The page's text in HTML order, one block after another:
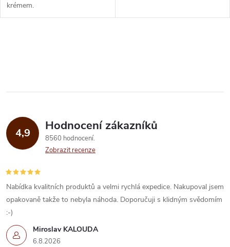
krémem.
l
d
a
c
í
p
r
4,9 Hodnocení zákazníků
8560 hodnocení
Zobrazit recenze
Miroslav KALOUDA
6.8.2026
Nabídka kvalitních produktů a velmi rychlá expedice. Nakupoval jsem
opakovaně takže to nebyla náhoda. Doporučuji s klidným svědomím
:-)